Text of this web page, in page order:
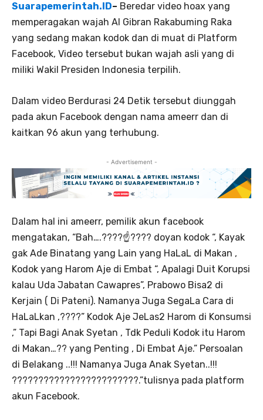
Suarapemerintah.ID– Beredar video hoax yang
memperagakan wajah AI Gibran Rakabuming Raka
yang sedang makan kodok dan di muat di Platform
Facebook, Video tersebut bukan wajah asli yang di
miliki Wakil Presiden Indonesia terpilih.
Dalam video Berdurasi 24 Detik tersebut diunggah
pada akun Facebook dengan nama ameerr dan di
kaitkan 96 akun yang terhubung.
- Advertisement -
Dalam hal ini ameerr, pemilik akun facebook
mengatakan, “Bah….????☝???? doyan kodok “, Kayak
gak Ade Binatang yang Lain yang HaLaL di Makan ,
Kodok yang Harom Aje di Embat “, Apalagi Duit Korupsi
kalau Uda Jabatan Cawapres”, Prabowo Bisa2 di
Kerjain ( Di Pateni). Namanya Juga SegaLa Cara di
HaLaLkan ,????” Kodok Aje JeLas2 Harom di Konsumsi
,” Tapi Bagi Anak Syetan , Tdk Peduli Kodok itu Harom
di Makan…?? yang Penting , Di Embat Aje.” Persoalan
di Belakang ..!!! Namanya Juga Anak Syetan..!!!
????????????????????????.”tulisnya pada platform
akun Facebook.